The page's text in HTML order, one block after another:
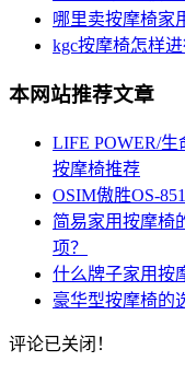
哪里卖按摩椅家
kgc按摩椅怎样进
本网站推荐文章
LIFE POWER/
按摩椅推荐
OSIM傲胜OS-
简易家用按摩椅
项？
什么牌子家用按
豪华型按摩椅的
评论已关闭！